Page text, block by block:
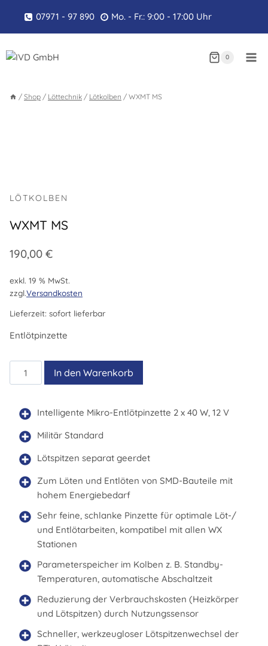
springen
07971 - 97 890 Mo. - Fr.: 9:00 - 17:00 Uhr
0
/ Shop / Löttechnik / Lötkolben / WXMT MS
LÖTKOLBEN
WXMT MS
190,00 €
exkl. 19 % MwSt.
zzgl.Versandkosten
Lieferzeit: sofort lieferbar
Entlötpinzette
WXMT
MS
In den Warenkorb
Intelligente Mikro-Entlötpinzette 2 x 40 W, 12 V
Militär Standard
Lötspitzen separat geerdet
Zum Löten und Entlöten von SMD-Bauteile mit
hohem Energiebedarf
Sehr feine, schlanke Pinzette für optimale Löt-/
und Entlötarbeiten, kompatibel mit allen WX
Stationen
Parameterspeicher im Kolben z. B. Standby-
Temperaturen, automatische Abschaltzeit
Reduzierung der Verbrauchskosten (Heizkörper
und Lötspitzen) durch Nutzungssensor
Schneller, werkzeugloser Lötspitzenwechsel der